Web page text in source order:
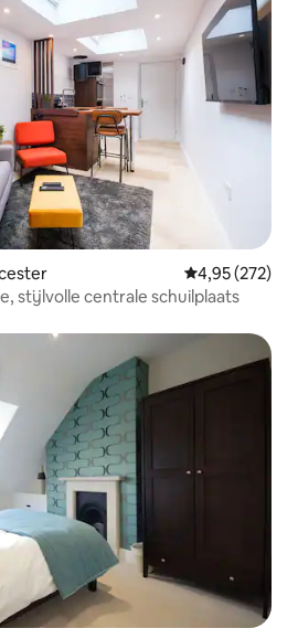
Gemiddelde
4,95 (272)
stijlvolle centrale schuilplaats